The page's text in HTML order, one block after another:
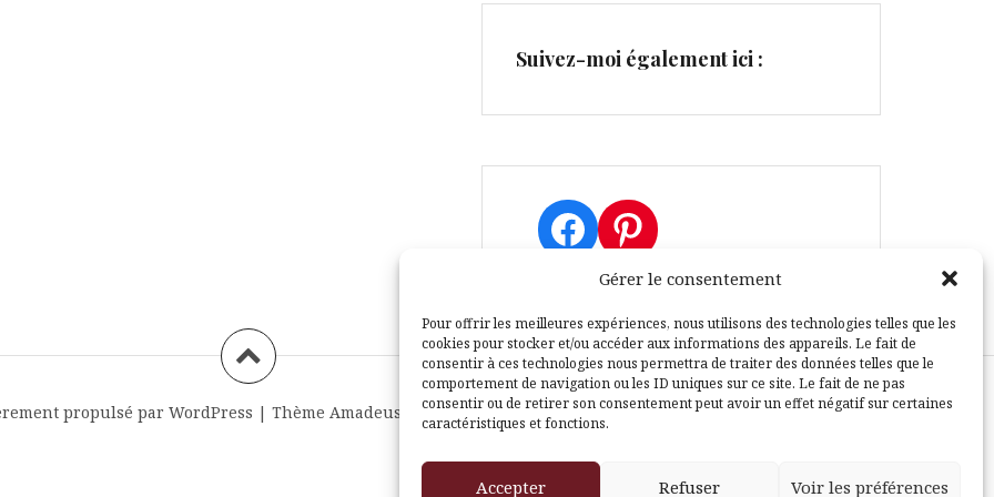
Gérer le consentement
Pour offrir les meilleures expériences, nous utilisons des technologies telles que les
cookies pour stocker et/ou accéder aux informations des appareils. Le fait de
consentir à ces technologies nous permettra de traiter des données telles que le
comportement de navigation ou les ID uniques sur ce site. Le fait de ne pas
consentir ou de retirer son consentement peut avoir un effet négatif sur certaines
caractéristiques et fonctions.
Accepter Refuser Voir les préférences
Suivez-moi également ici :
Facebook
Pinterest
propulsé par WordPress | Thème Amadeus par Themeisle